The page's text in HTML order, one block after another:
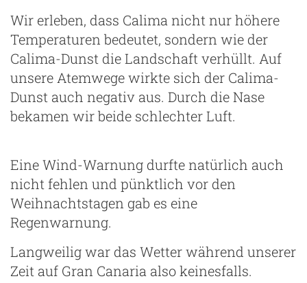
Wir erleben, dass Calima nicht nur höhere
Temperaturen bedeutet, sondern wie der
Calima-Dunst die Landschaft verhüllt. Auf
unsere Atemwege wirkte sich der Calima-
Dunst auch negativ aus. Durch die Nase
bekamen wir beide schlechter Luft.
Eine Wind-Warnung durfte natürlich auch
nicht fehlen und pünktlich vor den
Weihnachtstagen gab es eine
Regenwarnung.
Langweilig war das Wetter während unserer
Zeit auf Gran Canaria also keinesfalls.